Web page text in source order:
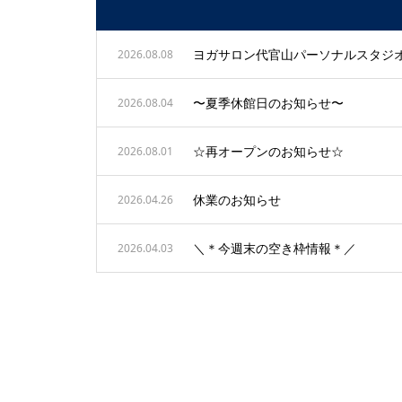
2026.08.08 ヨガサロン代官山パーソナルスタジ
2026.08.04 〜夏季休館日のお知らせ〜
2026.08.01 ☆再オープンのお知らせ☆
2026.04.26 休業のお知らせ
2026.04.03 ＼＊今週末の空き枠情報＊／